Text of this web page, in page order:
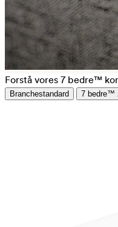
Forstå vores 7 bedre™
Branchestandard 7 bedre™